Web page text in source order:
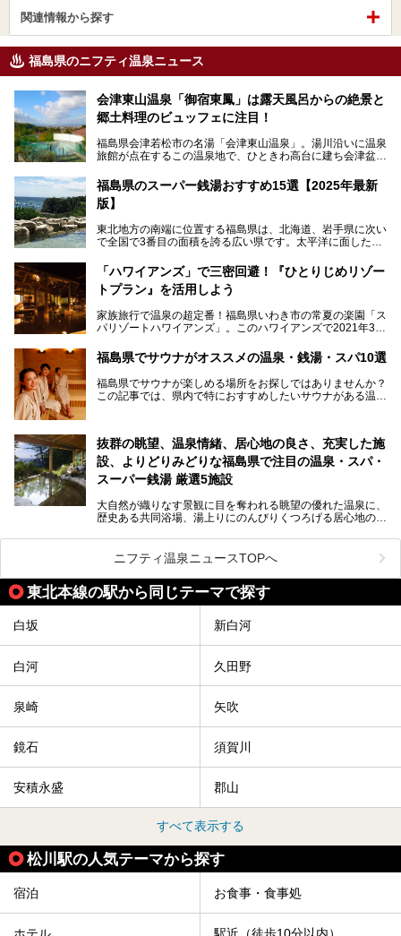
関連情報から探す
福島県のニフティ温泉ニュース
会津東山温泉「御宿東鳳」は露天風呂からの絶景と
郷土料理のビュッフェに注目！
福島県会津若松市の名湯「会津東山温泉」。湯川沿いに温泉
旅館が点在するこの温泉地で、ひときわ高台に建ち会津盆地
ELS & RESORTSの「御宿東鳳」です。
大浴場は「宙の湯」「棚雲の湯」の2つ。いずれも素晴らし
の郷土料理など夕朝食の美味しさも評判。人気のこのお宿の
過ごし方を徹底紹介いたします。
───
提供元：オリックス・ホテルマネジメント株式会社【PR】
この記事は会津東山温泉 御宿東鳳のPR記事です。
福島県のスーパー銭湯おすすめ15選【2025年最新
版】
東北地方の南端に位置する福島県は、北海道、岩手県に次い
で全国で3番目の面積を誇る広い県です。太平洋に面した
る「中通り」、磐梯山や猪苗代湖、五色沼、尾瀬湿原などが
ある「会津地方」まで、変化に富んだ自然を楽しめるのが魅
力です。
も良好で、首都圏からの週末旅行先としても人気の福島県。
そんな福島県でチェックしておきたい、評判のスーパー銭湯
「ハワイアンズ」で三密回避！『ひとりじめリゾー
トプラン』を活用しよう
家族旅行で温泉の超定番！福島県いわき市の常夏の楽園「ス
パリゾートハワイアンズ」。このハワイアンズで2021年3月
く温泉編」をスタートしました。
子供と一緒に安心して温泉に行きたい、そんな方にお役立ち
のこのプランをはじめとして、ハワイアンズの「ひとりじめ
リゾートプラン」の魅力をご紹介します。
福島県でサウナがオススメの温泉・銭湯・スパ10選
福島県でサウナが楽しめる場所をお探しではありませんか？
この記事では、県内で特におすすめしたいサウナがある温泉
「最近疲れが溜まってる。リフレッシュできる場所ないか
な？」
そんな方は、ぜひサウナに足を運んでみてくださいね。
抜群の眺望、温泉情緒、居心地の良さ、充実した施
設、よりどりみどりな福島県で注目の温泉・スパ・
スーパー銭湯 厳選5施設
大自然が織りなす景観に目を奪われる眺望の優れた温泉に、
歴史ある共同浴場、湯上りにのんびりくつろげる居心地のい
スーパー銭湯など、多種多様な温浴施設が割拠する福島県。
今回は、そんな福島県にある温浴施設のなかから、筆者が
「一度訪ねてみたい」と気になっている魅力的な施設を5件
ピックアップして紹介します。
※2021/07/21時点の情報です。
ニフティ温泉ニュースTOPへ
東北本線の駅から同じテーマで探す
白坂 新白河
白河 久田野
泉崎 矢吹
鏡石 須賀川
安積永盛 郡山
すべて表示する
松川駅の人気テーマから探す
宿泊 お食事・食事処